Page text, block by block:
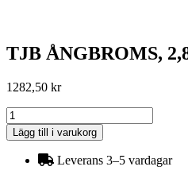
TJB ÅNGBROMS,
1282,50 kr
TJB
ÅNGBROMS,
2,8m
Lägg till i varukorg
Leverans 3–5 vardagar